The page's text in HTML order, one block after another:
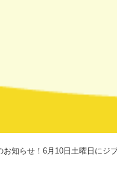
お知らせ！6月10日土曜日にジ